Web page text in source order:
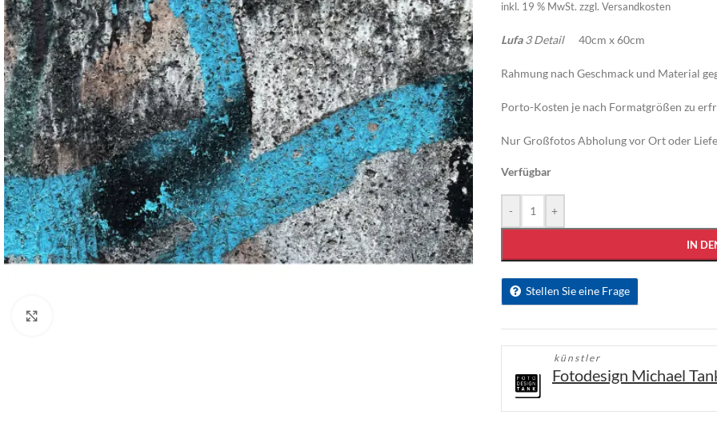
inkl. 19 % MwSt. zzgl. Versandkosten
Lufa3 Detail40cm x 60cm
Rahmung nach Geschmack und Material
Porto-Kosten je nach Formatgrößen zu
Nur Großfotos Abholung vor Ort oder
Verfügbar
- +
IN
Stellen Sie eine Frage
künstler
Fotodesign Michael